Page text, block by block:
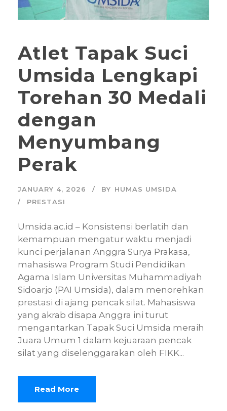
Atlet Tapak Suci
Umsida Lengkapi
Torehan 30 Medali
dengan
Menyumbang
Perak
JANUARY 4, 2026 BY HUMAS UMSIDA
PRESTASI
Umsida.ac.id – Konsistensi berlatih dan
kemampuan mengatur waktu menjadi
kunci perjalanan Anggra Surya Prakasa,
mahasiswa Program Studi Pendidikan
Agama Islam Universitas Muhammadiyah
Sidoarjo (PAI Umsida), dalam menorehkan
prestasi di ajang pencak silat. Mahasiswa
yang akrab disapa Anggra ini turut
mengantarkan Tapak Suci Umsida meraih
Juara Umum 1 dalam kejuaraan pencak
silat yang diselenggarakan oleh FIKK...
Read More